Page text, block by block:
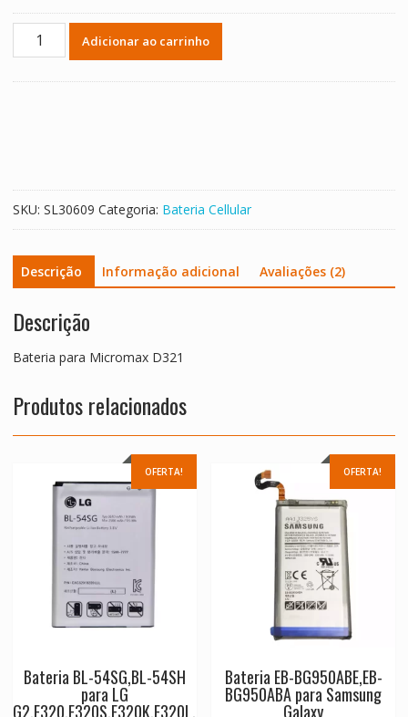
Bateria
Adicionar ao carrinho
SKU: SL30609 Categoria: Bateria Cellular
Descrição Informação adicional Avaliações (2)
Descrição
Bateria para Micromax D321
Produtos relacionados
OFERTA!
Bateria BL-54SG,BL-54SH
para LG
G2,F320,F320S,F320K,F320L,
OFERTA!
Bateria EB-BG950ABE,EB-
BG950ABA para Samsung
Galaxy